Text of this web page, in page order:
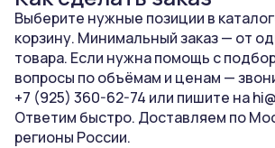
Выберите нужные позиции в
корзину. Минимальный заказ — от
товара. Если нужна помощь с
вопросы по объёмам и ценам —
+7 (925) 360-62-74 или пишите на
Ответим быстро. Доставляем по
регионы России.